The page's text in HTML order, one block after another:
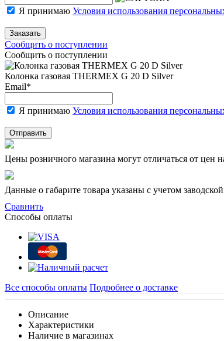
Я принимаю Условия использования
Заказать
Сообщить о поступлении
Сообщить о поступлении
Колонка газовая THERMEX G 20 D Silver
Email*
Я принимаю Условия использования
Отправить
Цены розничного магазина могут отличаться от цен
Данные о габарите товара указаны с учетом
Сравнить
Способы оплаты
Все способы оплаты Подробнее о доставке
Описание
Характеристики
Наличие в магазинах